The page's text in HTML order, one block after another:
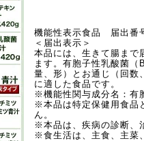
機能性表示食品 届出番
＜届出表示＞
本品には、生きて腸ま
ます。有胞子性乳酸菌
量、形）とお通じ（回数
に適した食品です。
※機能性関与成分名：
※本品は特定保健用食品
ん。
※本品は、疾病の診断、
※食生活は、主食、主菜